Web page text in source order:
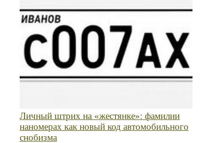
Личный штрих на «жестянке»: фамилии
наномерах как новый код автомобильного
снобизма